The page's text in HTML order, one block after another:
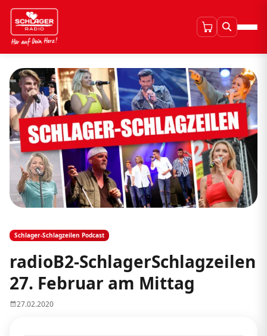
Schlager-Schlagzeilen Podcast
radioB2-SchlagerSchlagzeilen
27. Februar am Mittag
27.02.2020